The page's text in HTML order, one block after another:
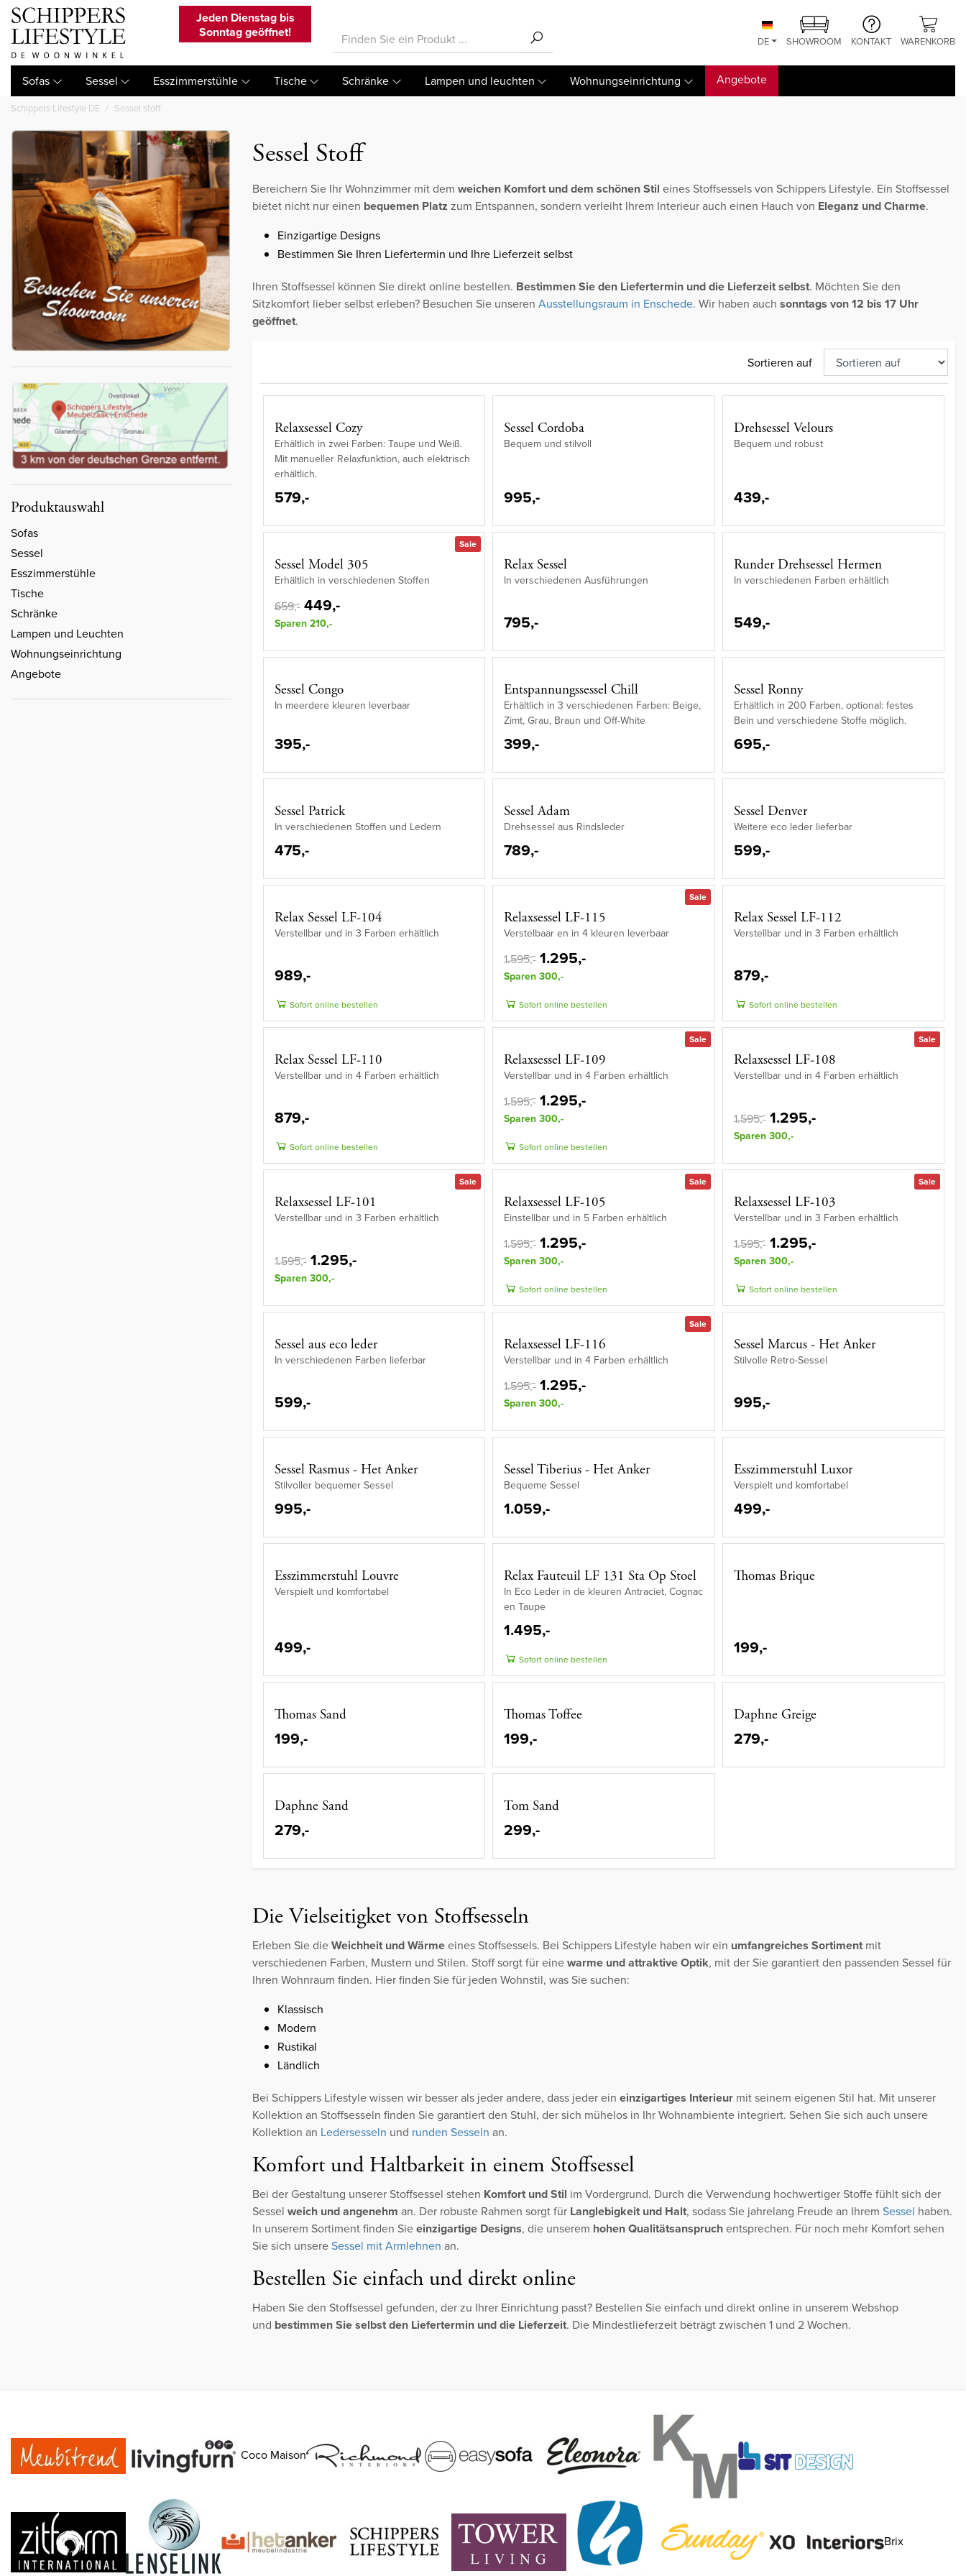
Jeden Dienstag bis
Sonntag geöffnet!
DE SHOWROOM KONTAKT WARENKORB
Sofas Sessel Esszimmerstühle Tische Schränke Lampen und leuchten Wohnungseinrichtung Angebote
Schippers Lifestyle DE Sessel stoff
Produktauswahl
Sofas
Sessel
Esszimmerstühle
Tische
Schränke
Lampen und Leuchten
Wohnungseinrichtung
Angebote
Sessel Stoff
Bereichern Sie Ihr Wohnzimmer mit dem weichen Komfort und dem schönen Stil eines Stoffsessels von Schippers Lifestyle. Ein Stoffsessel
bietet nicht nur einen bequemen Platz zum Entspannen, sondern verleiht Ihrem Interieur auch einen Hauch von Eleganz und Charme.
Einzigartige Designs
Bestimmen Sie Ihren Liefertermin und Ihre Lieferzeit selbst
Ihren Stoffsessel können Sie direkt online bestellen. Bestimmen Sie den Liefertermin und die Lieferzeit selbst. Möchten Sie den
Sitzkomfort lieber selbst erleben? Besuchen Sie unseren Ausstellungsraum in Enschede. Wir haben auch sonntags von 12 bis 17 Uhr
geöffnet.
Sortieren auf
Relaxsessel Cozy
Erhältlich in zwei Farben: Taupe und Weiß.
Mit manueller Relaxfunktion, auch elektrisch
erhältlich.
579,-
Sessel Cordoba
Bequem und stilvoll
995,-
Drehsessel Velours
Bequem und robust
439,-
Sale
Sessel Model 305
Erhältlich in verschiedenen Stoffen
659,- 449,-
Sparen 210,-
Relax Sessel
In verschiedenen Ausführungen
795,-
Runder Drehsessel Hermen
In verschiedenen Farben erhältlich
549,-
Sessel Congo
In meerdere kleuren leverbaar
395,-
Entspannungssessel Chill
Erhältlich in 3 verschiedenen Farben: Beige,
Zimt, Grau, Braun und Off-White
399,-
Sessel Ronny
Erhältlich in 200 Farben, optional: festes
Bein und verschiedene Stoffe möglich.
695,-
Sessel Patrick
In verschiedenen Stoffen und Ledern
475,-
Sessel Adam
Drehsessel aus Rindsleder
789,-
Sessel Denver
Weitere eco leder lieferbar
599,-
Relax Sessel LF-104
Verstellbar und in 3 Farben erhältlich
989,-
Sofort online bestellen
Sale
Relaxsessel LF-115
Verstelbaar en in 4 kleuren leverbaar
1.595,- 1.295,-
Sparen 300,-
Sofort online bestellen
Relax Sessel LF-112
Verstellbar und in 3 Farben erhältlich
879,-
Sofort online bestellen
Relax Sessel LF-110
Verstellbar und in 4 Farben erhältlich
879,-
Sofort online bestellen
Sale
Relaxsessel LF-109
Verstellbar und in 4 Farben erhältlich
1.595,- 1.295,-
Sparen 300,-
Sofort online bestellen
Sale
Relaxsessel LF-108
Verstellbar und in 4 Farben erhältlich
1.595,- 1.295,-
Sparen 300,-
Sale
Relaxsessel LF-101
Verstellbar und in 3 Farben erhältlich
1.595,- 1.295,-
Sparen 300,-
Sale
Relaxsessel LF-105
Einstellbar und in 5 Farben erhältlich
1.595,- 1.295,-
Sparen 300,-
Sofort online bestellen
Sale
Relaxsessel LF-103
Verstellbar und in 3 Farben erhältlich
1.595,- 1.295,-
Sparen 300,-
Sofort online bestellen
Sessel aus eco leder
In verschiedenen Farben lieferbar
599,-
Sale
Relaxsessel LF-116
Verstellbar und in 4 Farben erhältlich
1.595,- 1.295,-
Sparen 300,-
Sessel Marcus - Het Anker
Stilvolle Retro-Sessel
995,-
Sessel Rasmus - Het Anker
Stilvoller bequemer Sessel
995,-
Sessel Tiberius - Het Anker
Bequeme Sessel
1.059,-
Esszimmerstuhl Luxor
Verspielt und komfortabel
499,-
Esszimmerstuhl Louvre
Verspielt und komfortabel
499,-
Relax Fauteuil LF 131 Sta Op Stoel
In Eco Leder in de kleuren Antraciet, Cognac
en Taupe
1.495,-
Sofort online bestellen
Thomas Brique
199,-
Thomas Sand
199,-
Thomas Toffee
199,-
Daphne Greige
279,-
Daphne Sand
279,-
Tom Sand
299,-
Die Vielseitigket von Stoffsesseln
Erleben Sie dieWeichheit und Wärmeeines Stoffsessels. Bei Schippers Lifestyle haben wir ein umfangreiches Sortiment mit
verschiedenen Farben, Mustern und Stilen. Stoff sorgt für einewarme und attraktive Optik, mit der Sie garantiert den passenden Sessel für
Ihren Wohnraum finden. Hier finden Sie für jeden Wohnstil, was Sie suchen:
Klassisch
Modern
Rustikal
Ländlich
Bei Schippers Lifestyle wissen wir besser als jeder andere, dass jeder ein einzigartiges Interieur mit seinem eigenen Stil hat. Mit unserer
Kollektion an Stoffsesseln finden Sie garantiert den Stuhl, der sich mühelos in Ihr Wohnambiente integriert. Sehen Sie sich auch unsere
Kollektion an Ledersesseln und runden Sesseln an.
Komfort und Haltbarkeit in einem Stoffsessel
Bei der Gestaltung unserer Stoffsessel stehen Komfort und Stil im Vordergrund. Durch die Verwendung hochwertiger Stoffe fühlt sich der
Sessel weich und angenehm an. Der robuste Rahmen sorgt für Langlebigkeit und Halt, sodass Sie jahrelang Freude an Ihrem Sessel haben.
In unserem Sortiment finden Sieeinzigartige Designs, die unserem hohen Qualitätsanspruchentsprechen. Für noch mehr Komfort sehen
Sie sich unsereSessel mit Armlehnen an.
Bestellen Sie einfach und direkt online
Haben Sie den Stoffsessel gefunden, der zu Ihrer Einrichtung passt? Bestellen Sie einfach und direkt online in unserem Webshop
und bestimmen Sie selbst den Liefertermin und die Lieferzeit. Die Mindestlieferzeit beträgt zwischen 1 und 2 Wochen.
Coco Maison
Brix